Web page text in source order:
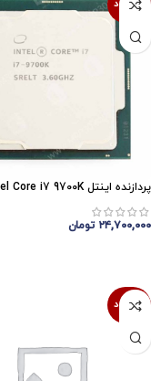
ناموجود
پردازنده اینتل Intel Core i7 9700K
۲۴,۷۰۰,۰۰۰ تومان
ناموجود